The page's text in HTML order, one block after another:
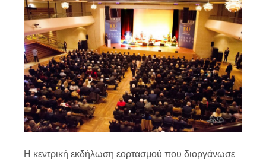
Η κεντρική εκδήλωση εορτασμού που διοργάνωσε